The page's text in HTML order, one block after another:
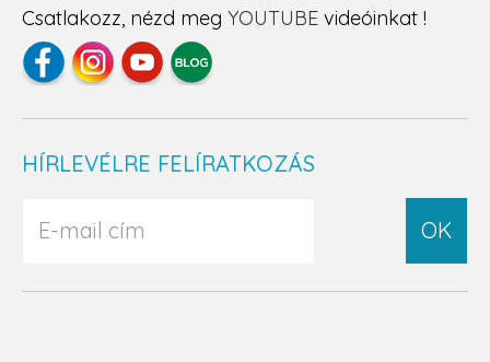
Csatlakozz, nézd meg YOUTUBE videóinkat !
HÍRLEVÉLRE FELÍRATKOZÁS
OK